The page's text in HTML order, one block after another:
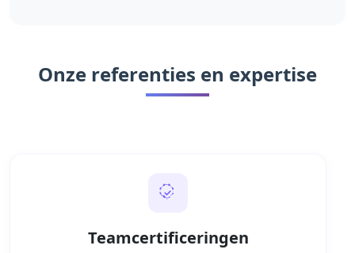
Onze referenties en expertise
Teamcertificeringen